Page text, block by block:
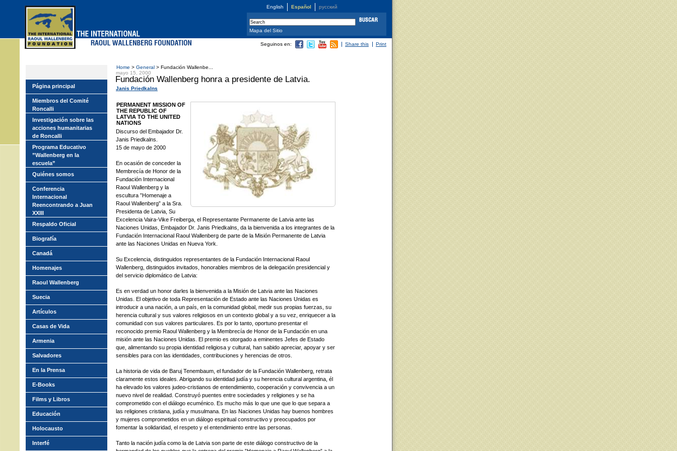
English Español русский
Home > General > Fundación Wallenbe...
mayo 15, 2000
Fundación Wallenberg honra a presidente de Latvia.
Janis Priedkalns
PERMANENT MISSION OF
THE REPUBLIC OF
LATVIA TO THE UNITED
NATIONS
Discurso del Embajador Dr.
Janis Priedkalns.
15 de mayo de 2000
En ocasión de conceder la
Membrecía de Honor de la
Fundación Internacional
Raoul Wallenberg y la
escultura ”Homenaje a
Raoul Wallenberg” a la Sra.
Presidenta de Latvia, Su
Excelencia Vaira-Vike Freiberga, el Representante Permanente de Latvia ante las
Naciones Unidas, Embajador Dr. Janis Priedkalns, da la bienvenida a los integrantes de la
Fundación Internacional Raoul Wallenberg de parte de la Misión Permanente de Latvia
ante las Naciones Unidas en Nueva York.
Su Excelencia, distinguidos representantes de la Fundación Internacional Raoul
Wallenberg, distinguidos invitados, honorables miembros de la delegación presidencial y
del servicio diplomático de Latvia:
Es en verdad un honor darles la bienvenida a la Misión de Latvia ante las Naciones
Unidas. El objetivo de toda Representación de Estado ante las Naciones Unidas es
introducir a una nación, a un país, en la comunidad global, medir sus propias fuerzas, su
herencia cultural y sus valores religiosos en un contexto global y a su vez, enriquecer a la
comunidad con sus valores particulares. Es por lo tanto, oportuno presentar el
reconocido premio Raoul Wallenberg y la Membrecía de Honor de la Fundación en una
misión ante las Naciones Unidas. El premio es otorgado a eminentes Jefes de Estado
que, alimentando su propia identidad religiosa y cultural, han sabido apreciar, apoyar y ser
sensibles para con las identidades, contribuciones y herencias de otros.
La historia de vida de Baruj Tenembaum, el fundador de la Fundación Wallenberg, retrata
claramente estos ideales. Abrigando su identidad judía y su herencia cultural argentina, él
ha elevado los valores judeo-cristianos de entendimiento, cooperación y convivencia a un
nuevo nivel de realidad. Construyó puentes entre sociedades y religiones y se ha
comprometido con el diálogo ecuménico. Es mucho más lo que une que lo que separa a
las religiones cristiana, judía y musulmana. En las Naciones Unidas hay buenos hombres
y mujeres comprometidos en un diálogo espiritual constructivo y preocupados por
fomentar la solidaridad, el respeto y el entendimiento entre las personas.
Tanto la nación judía como la de Latvia son parte de este diálogo constructivo de la
Seguinos en: Share this Print
Página principal
Miembros del Comité
Roncalli
Investigación sobre las
acciones humanitarias
de Roncalli
Programa Educativo
”Wallenberg en la
escuela”
Quiénes somos
Conferencia
Internacional
Reencontrando a Juan
XXIII
Respaldo Oficial
Biografía
Canadá
Homenajes
Raoul Wallenberg
Suecia
Artículos
Casas de Vida
Armenia
Salvadores
En la Prensa
E-Books
Films y Libros
Educación
Holocausto
Interfé
Mapa del Sitio